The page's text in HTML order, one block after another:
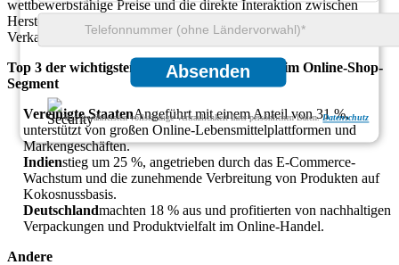
Absenden
Wir gewährleisten vollständige Vertraulichkeit Ihrer persönlichen Daten.Datenschutz
wettbewerbsfähige Preise und die direkte Interaktion zwischen
Hersteller und Verbraucher sorgen weiterhin für eine starke digitale
Verkaufsdynamik.
Top 3 der wichtigsten dominierenden Länder im Online-Shop-
Segment
Vereinigte StaatenAngeführt mit einem Anteil von 31 %,
unterstützt von großen Online-Lebensmittelplattformen und
Markengeschäften.
Indienstieg um 25 %, angetrieben durch das E-Commerce-
Wachstum und die zunehmende Verbreitung von Produkten auf
Kokosnussbasis.
Deutschlandmachten 18 % aus und profitierten von nachhaltigen
Verpackungen und Produktvielfalt im Online-Handel.
Andere